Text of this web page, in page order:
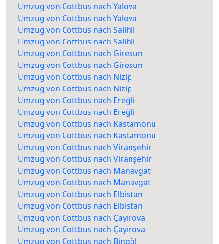
Umzug von Cottbus nach Yalova
Umzug von Cottbus nach Yalova
Umzug von Cottbus nach Salihli
Umzug von Cottbus nach Salihli
Umzug von Cottbus nach Giresun
Umzug von Cottbus nach Giresun
Umzug von Cottbus nach Nizip
Umzug von Cottbus nach Nizip
Umzug von Cottbus nach Ereğli
Umzug von Cottbus nach Ereğli
Umzug von Cottbus nach Kastamonu
Umzug von Cottbus nach Kastamonu
Umzug von Cottbus nach Viranşehir
Umzug von Cottbus nach Viranşehir
Umzug von Cottbus nach Manavgat
Umzug von Cottbus nach Manavgat
Umzug von Cottbus nach Elbistan
Umzug von Cottbus nach Elbistan
Umzug von Cottbus nach Çayırova
Umzug von Cottbus nach Çayırova
Umzug von Cottbus nach Bingöl